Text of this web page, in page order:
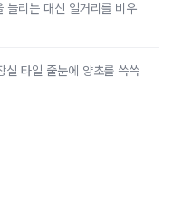
늘리는 대신 일거리를 비우
실 타일 줄눈에 양초를 쓱쓱